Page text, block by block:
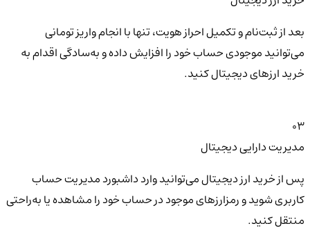
بعد از ثبت‌نام و تکمیل احراز هویت، تنها با انجام واریز تومانی
می‌توانید موجودی حساب خود را افزایش داده و به‌سادگی اقدام به
خرید ارزهای دیجیتال کنید.
03
مدیریت دارایی دیجیتال
پس از خرید ارز دیجیتال می‌توانید وارد داشبورد مدیریت حساب
کاربری شوید و رمزارزهای موجود در حساب خود را مشاهده یا به‌راحتی
منتقل کنید.